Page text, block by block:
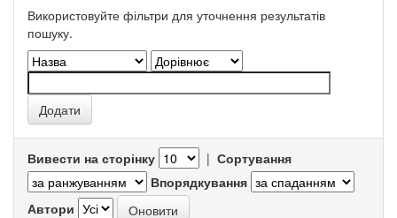
Використовуйте фільтри для уточнення результатів
пошуку.
Вивести на сторінку | Сортування
Впорядкування
Автори